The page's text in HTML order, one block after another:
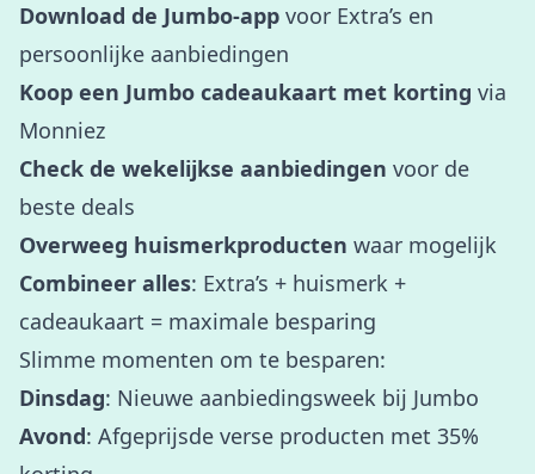
Download de Jumbo-app voor Extra’s en
persoonlijke aanbiedingen
Koop een Jumbo cadeaukaart met korting via
Monniez
Check de wekelijkse aanbiedingen voor de
beste deals
Overweeg huismerkproducten waar mogelijk
Combineer alles: Extra’s + huismerk +
cadeaukaart = maximale besparing
Slimme momenten om te besparen:
Dinsdag: Nieuwe aanbiedingsweek bij Jumbo
Avond: Afgeprijsde verse producten met 35%